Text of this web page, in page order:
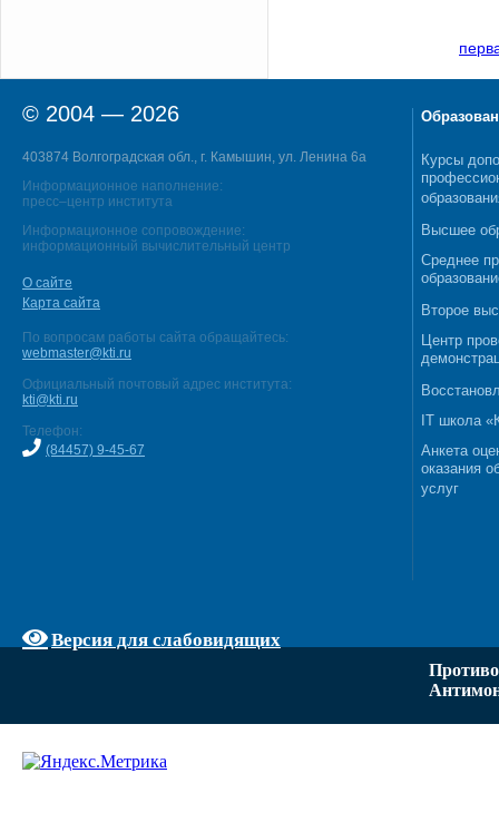
© 2004 — 2026
403874 Волгоградская обл., г. Камышин, ул. Ленина 6а
Информационное наполнение:
пресс–центр института
Информационное сопровождение:
информационный вычислительный центр
О сайте
Карта сайта
По вопросам работы сайта обращайтесь:
webmaster@kti.ru
Официальный почтовый адрес института:
kti@kti.ru
Телефон:
(84457) 9-45-67
Версия для слабовидящих
Курсы
Высшее
Среднее
Второе
Центр
IT школа
Анкета
оказания
услуг